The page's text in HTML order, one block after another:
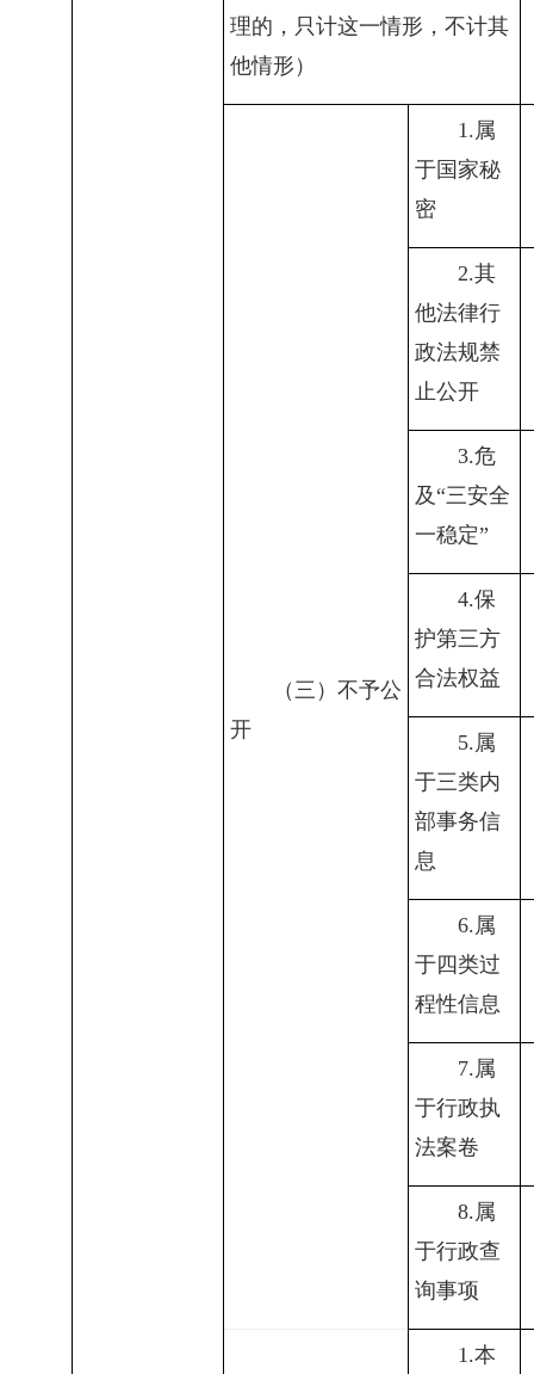
理的，只计这一情形，不计其
他情形）
（三）不予公
开
1. 属
于国家秘
密
2.其
他法律行
政法规禁
止公开
3.危
及“三安全
一稳定”
4.保
护第三方
合法权益
5. 属
于三类内
部事务信
息
6. 属
于四类过
程性信息
7. 属
于行政执
法案卷
8. 属
于行政查
询事项
1.本